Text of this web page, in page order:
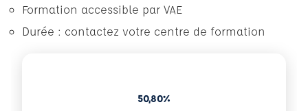
Formation accessible par VAE
Durée : contactez votre centre de formation
50,80%